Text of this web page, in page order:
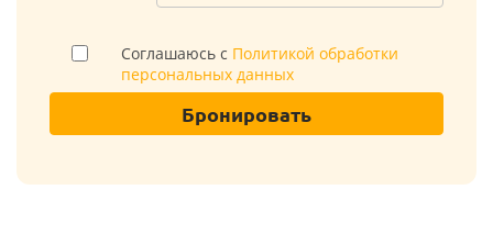
Соглашаюсь с Политикой обработки
персональных данных
Бронировать